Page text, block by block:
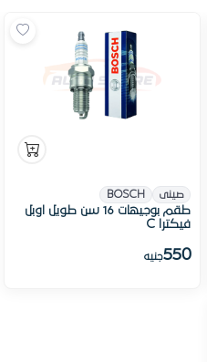
صينى BOSCH
طقم بوجيهات 16 سن طويل اوبل
فيكترا C
550جنيه